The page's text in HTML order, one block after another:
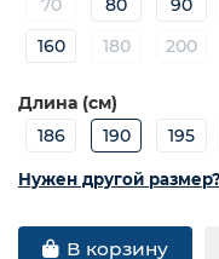
70
80 90
160
180 200
Длина (см)
186
190 195
Нужен другой размер?
В корзину